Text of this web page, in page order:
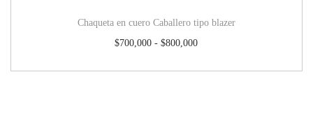
Chaqueta en cuero Caballero tipo blazer
$700,000 - $800,000